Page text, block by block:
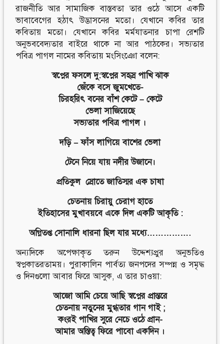
রাজনীতি আর সামাজিক বাস্তবতা তার ওঠে আসে একটি
ভাবাবেগের হঠাৎ উদ্ভাসনের মতো। যেখানে কবির তার
কবিতায় মতো। যেখানে কবির মর্মযাতনার চাপা রেশটি
অনুভববেদ্যতার বাইরে থাকে না আর পাঠকের। সভ্যতার
পবিত্র পাগল নামের কবিতায় মংসিংঞো বলেন:
স্বপ্নের ফসলে দু:স্বপ্নের সহস্র পাখি ঝাক
জেঁকে বসে জুমখেতে-
চিরহরিৎ বনের বাঁশ কেটে – কেটে
ভেলা সাজিয়েছে
সভ্যতার পবিত্র পাগল ।
দড়ি – ফাঁস লাগিয়ে বাশের ভেলা
টেনে নিয়ে যায় নদীর উজানে।
প্রতিকুল স্রোতে জাতিস্মর এক চাষা
চেতনায় চিরায়ু চেরাগ হাতে
ইতিহাসের মুখাবয়বে একে দিল একটি আকৃতি :
অগ্নিতপ্ত সোনালি ধারনা ছিল যার মধ্যে…………….
অন্যদিকে অপেক্ষাকৃত তরুন উদ্দেশ্যপ্রুর অনুভতিও
স্বপ্নকাতরতাময়। পুরাকালিন পার্বত্য জনপদের সম্পন্ন ও সমৃদ্ধ
ও দিনগুলো আবার ফিরে আসুক, এ তার চাওয়া:
আজো আমি চেয়ে আছি স্বপ্নের প্রান্তরে
চেতনায় নতুনের মুগ্ধতার গান গাই ;
কংরই পাখির সুরে নেচে ওঠে প্রান-
আমার অস্তিত্ব ফিরে পাবো একদিন ।